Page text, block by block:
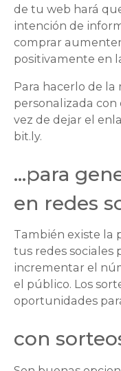
de tu web hará
intención de
comprar
positivamente en
Para hacerlo de
personalizada
vez de dejar el
bit.ly.
…para
en redes
También existe la
tus redes sociales
incrementar el
el público. Los
oportunidades
con